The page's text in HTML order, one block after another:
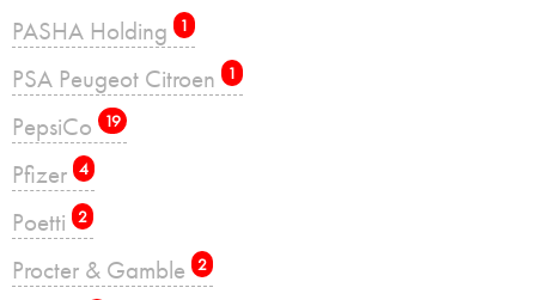
PASHA Holding 1
PSA Peugeot Citroen 1
PepsiCo 19
Pfizer 4
Poetti 2
Procter & Gamble 2